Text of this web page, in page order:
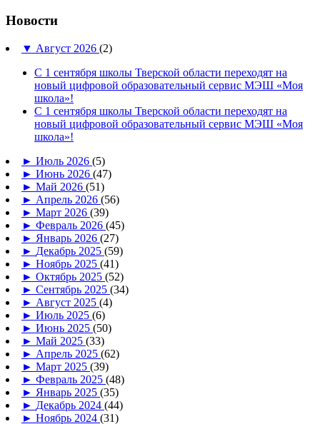
Новости
▼ Август 2026 (2)
С 1 сентября школы Тверской области переходят на
новый цифровой образовательный сервис МЭШ «Моя
школа»!
С 1 сентября школы Тверской области переходят на
новый цифровой образовательный сервис МЭШ «Моя
школа»!
► Июль 2026 (5)
► Июнь 2026 (47)
► Май 2026 (51)
► Апрель 2026 (56)
► Март 2026 (39)
► Февраль 2026 (45)
► Январь 2026 (27)
► Декабрь 2025 (59)
► Ноябрь 2025 (41)
► Октябрь 2025 (52)
► Сентябрь 2025 (34)
► Август 2025 (4)
► Июль 2025 (6)
► Июнь 2025 (50)
► Май 2025 (33)
► Апрель 2025 (62)
► Март 2025 (39)
► Февраль 2025 (48)
► Январь 2025 (35)
► Декабрь 2024 (44)
► Ноябрь 2024 (31)